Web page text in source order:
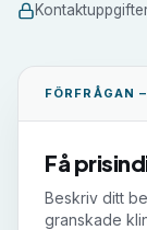
FÖRFRÅGAN –
Få
Beskriv ditt
granskade